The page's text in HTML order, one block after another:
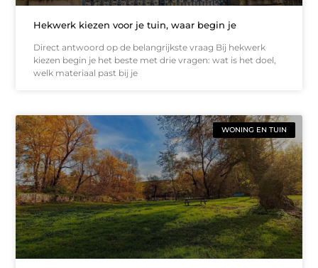
Hekwerk kiezen voor je tuin, waar begin je
Direct antwoord op de belangrijkste vraag Bij hekwerk
kiezen begin je het beste met drie vragen: wat is het doel,
welk materiaal past bij je
WONING EN TUIN